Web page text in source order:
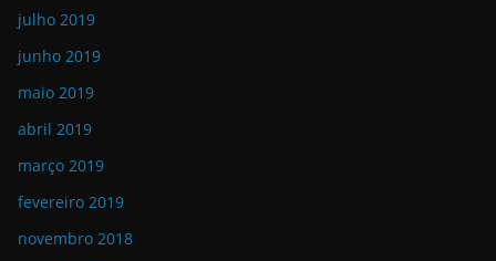
julho 2019
junho 2019
maio 2019
abril 2019
março 2019
fevereiro 2019
novembro 2018